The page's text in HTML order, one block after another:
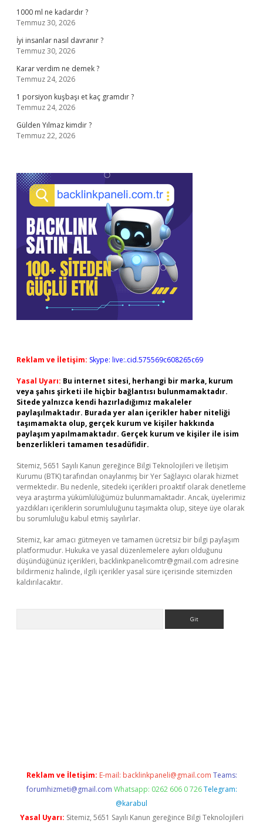
1000 ml ne kadardır ?
Temmuz 30, 2026
İyi insanlar nasıl davranır ?
Temmuz 30, 2026
Karar verdim ne demek ?
Temmuz 24, 2026
1 porsiyon kuşbaşı et kaç gramdır ?
Temmuz 24, 2026
Gülden Yılmaz kimdir ?
Temmuz 22, 2026
Reklam ve İletişim: Skype: live:.cid.575569c608265c69
Yasal Uyarı: Bu internet sitesi, herhangi bir marka, kurum
veya şahıs şirketi ile hiçbir bağlantısı bulunmamaktadır.
Sitede yalnızca kendi hazırladığımız makaleler
paylaşılmaktadır. Burada yer alan içerikler haber niteliği
taşımamakta olup, gerçek kurum ve kişiler hakkında
paylaşım yapılmamaktadır. Gerçek kurum ve kişiler ile isim
benzerlikleri tamamen tesadüfidir.
Sitemiz, 5651 Sayılı Kanun gereğince Bilgi Teknolojileri ve İletişim
Kurumu (BTK) tarafından onaylanmış bir Yer Sağlayıcı olarak hizmet
vermektedir. Bu nedenle, sitedeki içerikleri proaktif olarak denetleme
veya araştırma yükümlülüğümüz bulunmamaktadır. Ancak, üyelerimiz
yazdıkları içeriklerin sorumluluğunu taşımakta olup, siteye üye olarak
bu sorumluluğu kabul etmiş sayılırlar.
Sitemiz, kar amacı gütmeyen ve tamamen ücretsiz bir bilgi paylaşım
platformudur. Hukuka ve yasal düzenlemelere aykırı olduğunu
düşündüğünüz içerikleri, backlinkpanelicomtr@gmail.com adresine
bildirmeniz halinde, ilgili içerikler yasal süre içerisinde sitemizden
kaldırılacaktır.
Reklam ve İletişim: E-mail: backlinkpaneli@gmail.com Teams:
forumhizmeti@gmail.com Whatsapp: 0262 606 0 726 Telegram:
@karabul
Yasal Uyarı: Sitemiz, 5651 Sayılı Kanun gereğince Bilgi Teknolojileri